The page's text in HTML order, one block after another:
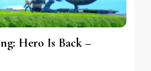
Hero Is Back –